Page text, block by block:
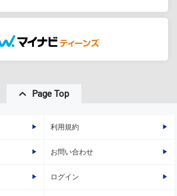
Page Top
利用規約
お問い合わせ
ログイン